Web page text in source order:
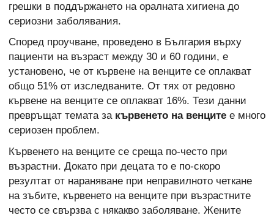
грешки в поддържането на оралната хигиена до
сериозни заболявания.
Според проучване, проведено в България върху
пациенти на възраст между 30 и 60 години, е
установено, че от кървене на венците се оплакват
общо 51% от изследваните. От тях от редовно
кървене на венците се оплакват 16%. Тези данни
превръщат темата за кървенето на венците e много
сериозен проблем.
Кървенето на венците се среща по-често при
възрастни. Докато при децата то е по-скоро
резултат от нараняване при неправилното четкане
на зъбите, кървенето на венците при възрастните
често се свързва с някакво заболяване. Жените